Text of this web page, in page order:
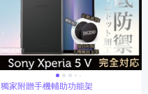
獨家附贈手機輔助功能架